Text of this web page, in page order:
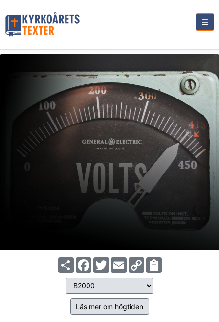
ShareFacebook
TwitterEmailCopy
Link
Läs mer om högtiden